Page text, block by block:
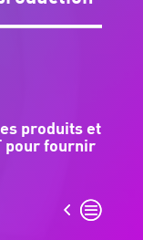
produits et
pour fournir